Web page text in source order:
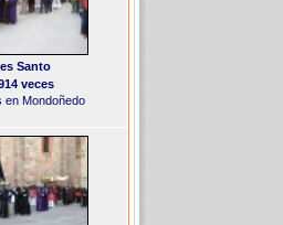
Santo
veces
en Mondoñedo